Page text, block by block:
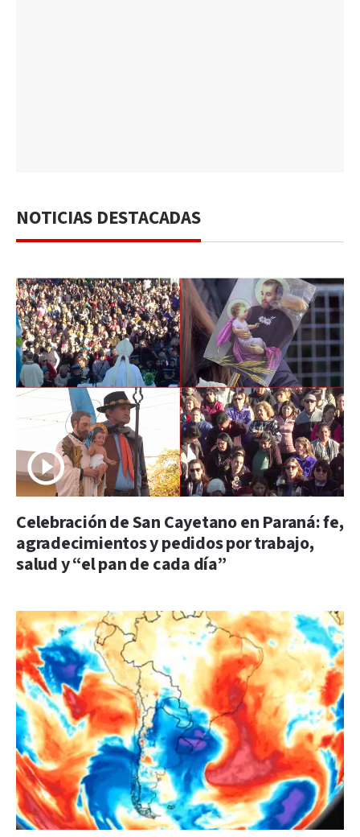
NOTICIAS DESTACADAS
Celebración de San Cayetano en Paraná: fe,
agradecimientos y pedidos por trabajo,
salud y “el pan de cada día”